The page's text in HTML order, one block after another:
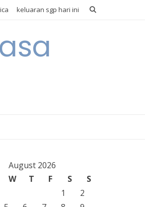
keluaran sgp hari ini
August 2026
W T F S
S
1
2